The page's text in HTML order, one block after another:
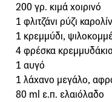
200 γρ. κιμά χοιρινό
1 φλιτζάνι ρύζι
1 κρεμμύδι,
4 φρέσκα
1 αυγό
1 λάχανο μεγάλο,
80 ml ε.π. ελαιόλαδο